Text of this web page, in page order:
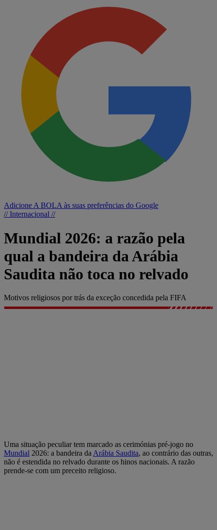
Adicione A BOLA às suas preferências do Google
// Internacional //
Mundial 2026: a razão pela
qual a bandeira da Arábia
Saudita não toca no relvado
Motivos religiosos por trás da exceção concedida pela FIFA
Uma situação peculiar tem marcado as cerimónias pré-jogo no
Mundial 2026: a bandeira da Arábia Saudita, ao contrário das outras,
não é estendida no relvado durante os hinos nacionais. A razão
prende-se com um preceito religioso.